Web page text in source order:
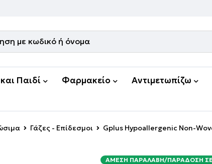
Παιδί Φαρμακείο Αντιμετωπίζω
Γάζες - Επίδεσμοι Gplus Hypoallergenic Non-
ΆΜΕΣΗ ΠΑΡΑΛΑΒΉ/ΠΑΡΆΔΟΣΗ ΣΕ